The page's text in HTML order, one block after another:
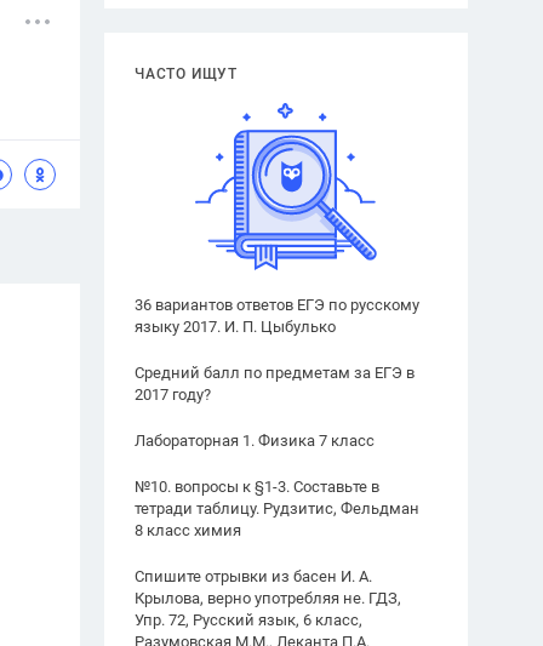
ЧАСТО ИЩУТ
36 вариантов ответов ЕГЭ по русскому
языку 2017. И. П. Цыбулько
Средний балл по предметам за ЕГЭ в
2017 году?
Лабораторная 1. Физика 7 класс
№10. вопросы к §1-3. Составьте в
тетради таблицу. Рудзитис, Фельдман
8 класс химия
Спишите отрывки из басен И. А.
Крылова, верно употребляя не. ГДЗ,
Упр. 72, Русский язык, 6 класс,
Разумовская М.М., Леканта П.А.